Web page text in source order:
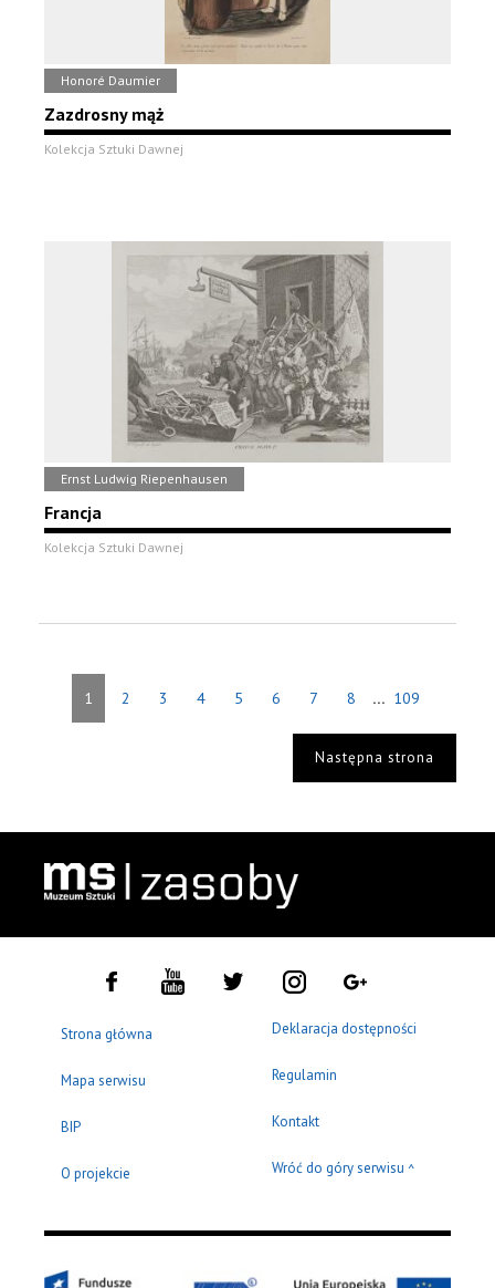
Honoré Daumier
Zazdrosny mąż
Kolekcja Sztuki Dawnej
Ernst Ludwig Riepenhausen
Francja
Kolekcja Sztuki Dawnej
1 2 3 4 5 6 7 8 ... 109
Następna strona
Strona główna
Mapa serwisu
BIP
O projekcie
Deklaracja dostępności
Regulamin
Kontakt
Wróć do góry serwisu ^